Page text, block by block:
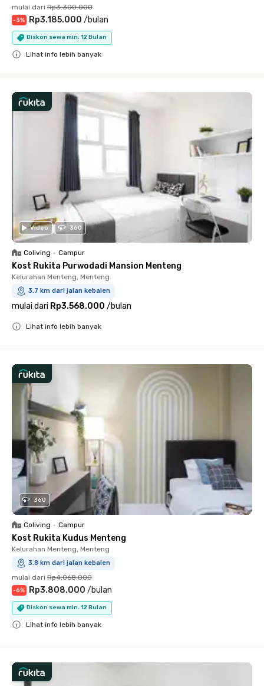
mulai dari Rp3.300.000
-3% Rp3.185.000 /bulan
Diskon sewa min. 12 Bulan
Lihat info lebih banyak
Video 360
Coliving • Campur
Kost Rukita Purwodadi Mansion Menteng
Kelurahan Menteng, Menteng
3.7 km dari jalan kebalen
mulai dari Rp3.568.000 /bulan
Lihat info lebih banyak
360
Coliving • Campur
Kost Rukita Kudus Menteng
Kelurahan Menteng, Menteng
3.8 km dari jalan kebalen
mulai dari Rp4.068.000
-6% Rp3.808.000 /bulan
Diskon sewa min. 12 Bulan
Lihat info lebih banyak